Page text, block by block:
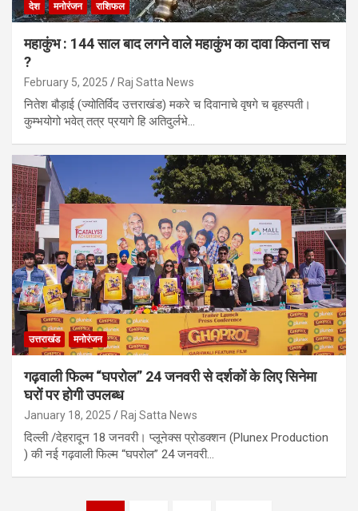
देश मनोरंजन राशिफल
महाकुंभ : 144 साल बाद लगने वाले महाकुंभ का दावा कितना सच
?
February 5, 2025 Raj Satta News
नितेश बौड़ाई (ज्योतिर्विद उत्तराखंड) मकरे च दिवानाचे वृषगे च बृहस्पती।
कुम्भयोगो भवेत् तत्र प्रयागे हि अतिदुर्लभे…
उत्तराखंड मनोरंजन
गढ़वाली फिल्म “घपरोल” 24 जनवरी से दर्शकों के लिए सिनेमा
घरों पर होगी उपलब्ध
January 18, 2025 Raj Satta News
दिल्ली /देहरादून 18 जनवरी। प्लूनेक्स प्रोडक्शन (Plunex Production
) की नई गढ़वाली फिल्म “घपरोल” 24 जनवरी…